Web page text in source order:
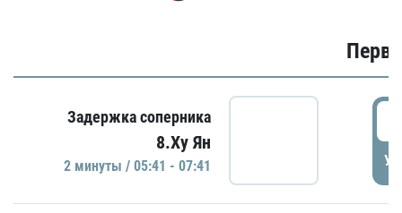
Задержка соперника
8.Ху Ян
2 минуты / 05:41 - 07:41